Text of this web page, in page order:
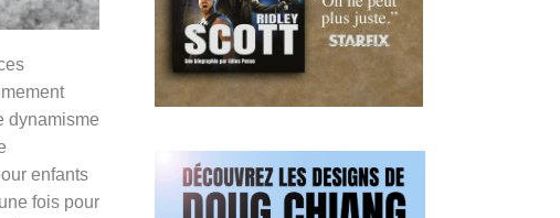
dynamisme
enfants
fois pour